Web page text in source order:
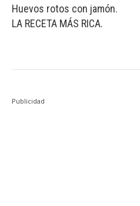
Huevos rotos con jamón.
LA RECETA MÁS RICA.
Publicidad